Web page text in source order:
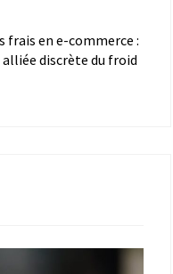
frais en e-commerce :
discrète du froid